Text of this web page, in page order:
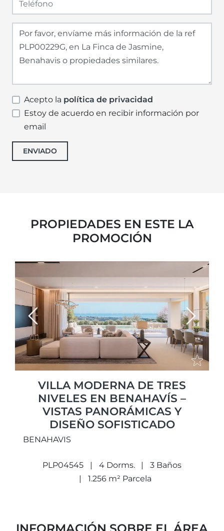
Acepto la política de privacidad
Estoy de acuerdo en recibir información por
email
ENVIADO
PROPIEDADES EN ESTE LA
PROMOCIÓN
Previous Next
VILLA MODERNA DE TRES
NIVELES EN BENAHAVÍS –
VISTAS PANORÁMICAS Y
DISEÑO SOFISTICADO
BENAHAVIS
PLP04545 4 Dorms.
3 Baños
1.256 m² Parcela